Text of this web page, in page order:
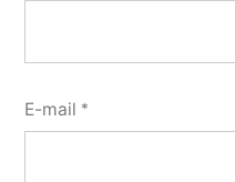
E-mail *